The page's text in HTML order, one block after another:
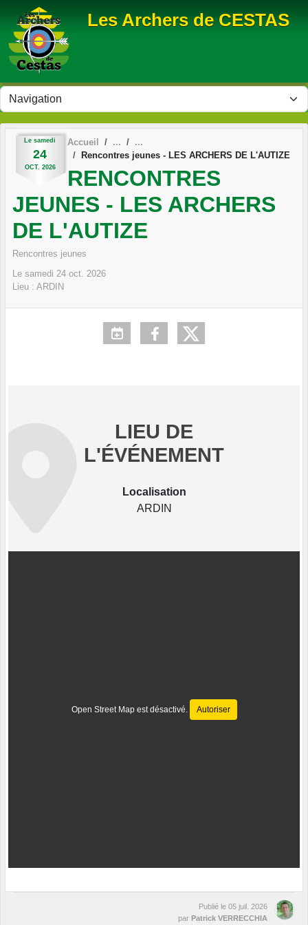
Les Archers de CESTAS
Le samedi
24
OCT. 2026
Accueil
Rencontres jeunes - LES ARCHERS DE L'AUTIZE
RENCONTRES
JEUNES - LES ARCHERS
DE L'AUTIZE
Rencontres jeunes
Le samedi 24 oct. 2026
Lieu : ARDIN
LIEU DE
L'ÉVÉNEMENT
Localisation
ARDIN
Open Street Map est désactivé. Autoriser
Publié le 05 juil. 2026
par Patrick VERRECCHIA
Panneau de gestion des cookies